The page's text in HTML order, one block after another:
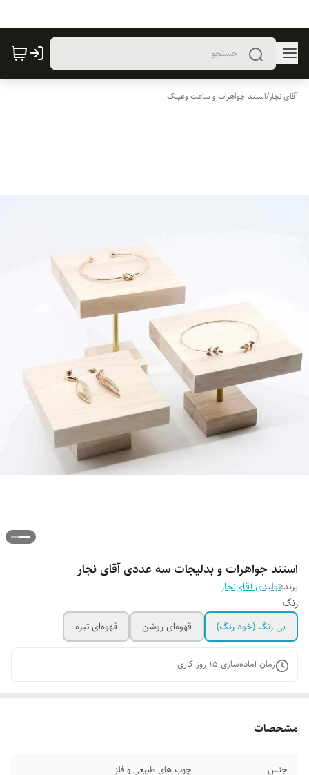
آقای نجار/استند جواهرات و ساعت وعینک
استند جواهرات و بدلیجات سه عددی آقای نجار
برند:تولیدی آقای‌نجار
رنگ
بی رنگ (خود رنگ)
قهوه‌ای روشن قهوه‌ای تیره
زمان آماده‌سازی 15 روز کاری
مشخصات
جنس چوب های طبیعی و فلز